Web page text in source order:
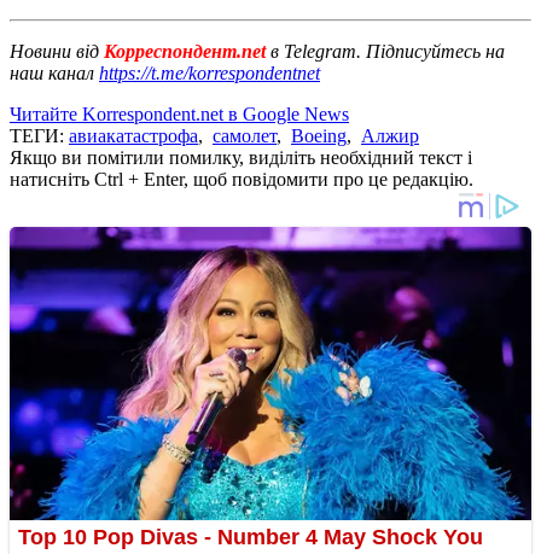
Новини від Корреспондент.netв Telegram. Підписуйтесь на
наш канал https://t.me/korrespondentnet
Читайте Korrespondent.net в Google News
ТЕГИ: авиакатастрофа, самолет, Boeing, Алжир
Якщо ви помітили помилку, виділіть необхідний текст і
натисніть Ctrl + Enter, щоб повідомити про це редакцію.